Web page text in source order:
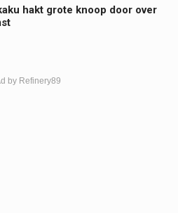
hakt grote knoop door over
by Refinery89